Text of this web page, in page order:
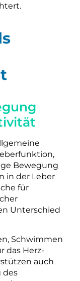
Bewegung
in der Leber
für
Unterschied
Schwimmen
das Herz-
auch
des